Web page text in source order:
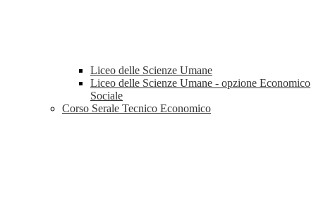
Liceo delle Scienze Umane
Liceo delle Scienze Umane - opzione Economico
Sociale
Corso Serale Tecnico Economico